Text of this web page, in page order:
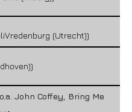
(Utrecht))
John Coffey, Bring Me